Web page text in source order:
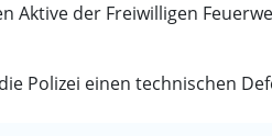
Aktive der Freiwilligen
Polizei einen technischen